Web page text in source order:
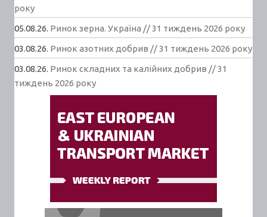
року
05.08.26. Ринок зерна. Україна // 31 тиждень 2026 року
03.08.26. Ринок азотних добрив // 31 тиждень 2026 року
03.08.26. Ринок складних та калійних добрив // 31
тиждень 2026 року